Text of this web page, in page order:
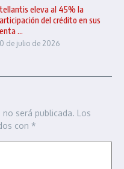
eleva al 45% la
del crédito en sus
...
de julio de 2026
será publicada. Los
con *